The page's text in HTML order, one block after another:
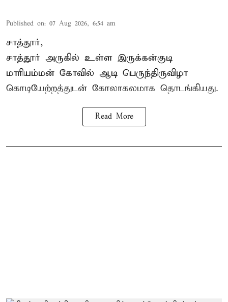
Published on: 07 Aug 2026, 6:54 am
சாத்தூர்,
சாத்தூர் அருகில் உள்ள இருக்கன்குடி
மாரியம்மன் கோவில் ஆடி பெருந்திருவிழா
கொடியேற்றத்துடன் கோலாகலமாக தொடங்கியது.
Read More